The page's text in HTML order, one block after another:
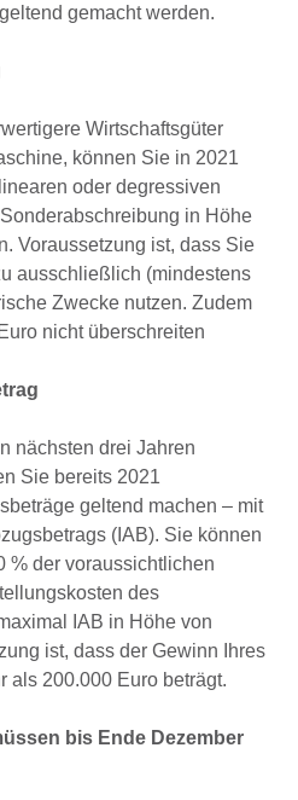
gemacht werden.
Wirtschaftsgüter
können Sie in 2021
oder degressiven
in Höhe
Voraussetzung ist, dass Sie
ausschließlich (mindestens
Zwecke nutzen. Zudem
nicht überschreiten
nächsten drei Jahren
Sie bereits 2021
geltend machen – mit
(IAB). Sie können
% der voraussichtlichen
des
IAB in Höhe von
ist, dass der Gewinn Ihres
als 200.000 Euro beträgt.
bis Ende Dezember